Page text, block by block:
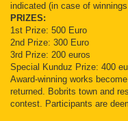
indicated (in case of
PRIZES:
1st Prize: 500 Euro
2nd Prize: 300 Euro
3rd Prize: 200 euros
Special Kunduz Prize: 400
Award-winning works
returned. Bobrits town and
contest. Participants are